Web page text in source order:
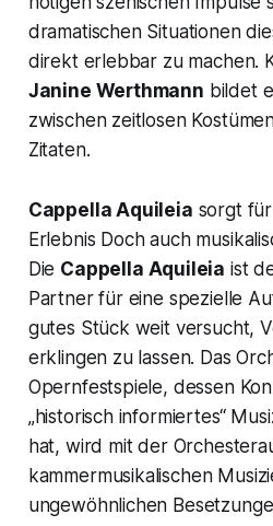
dramatischen Situationen
direkt erlebbar zu machen.
Janine Werthmann bildet
zwischen zeitlosen
Zitaten.
Cappella Aquileia sorgt
Erlebnis Doch auch
Die Cappella Aquileia ist
Partner für eine spezielle
gutes Stück weit versucht,
erklingen zu lassen. Das
Opernfestspiele, dessen
„historisch informiertes“
hat, wird mit der
kammermusikalischen
ungewöhnlichen